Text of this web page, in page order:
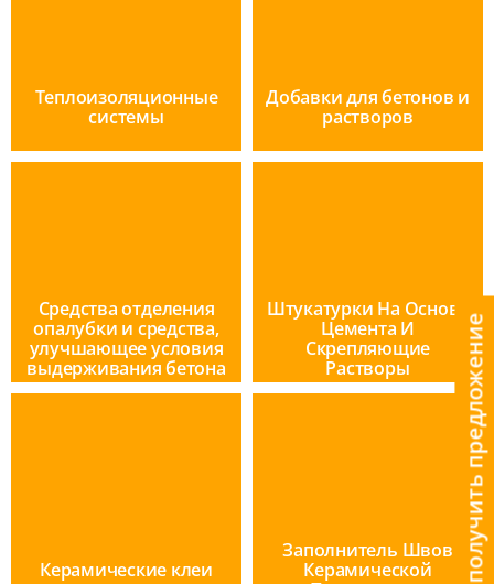
Теплоизоляционные
системы
Добавки для бетонов и
растворов
Средства отделения
опалубки и средства,
улучшающее условия
выдерживания бетона
Штукатурки На Основе
Цемента И
Скрепляющие
Растворы
Керамические клеи
Заполнитель Швов
Керамической
получить предложение